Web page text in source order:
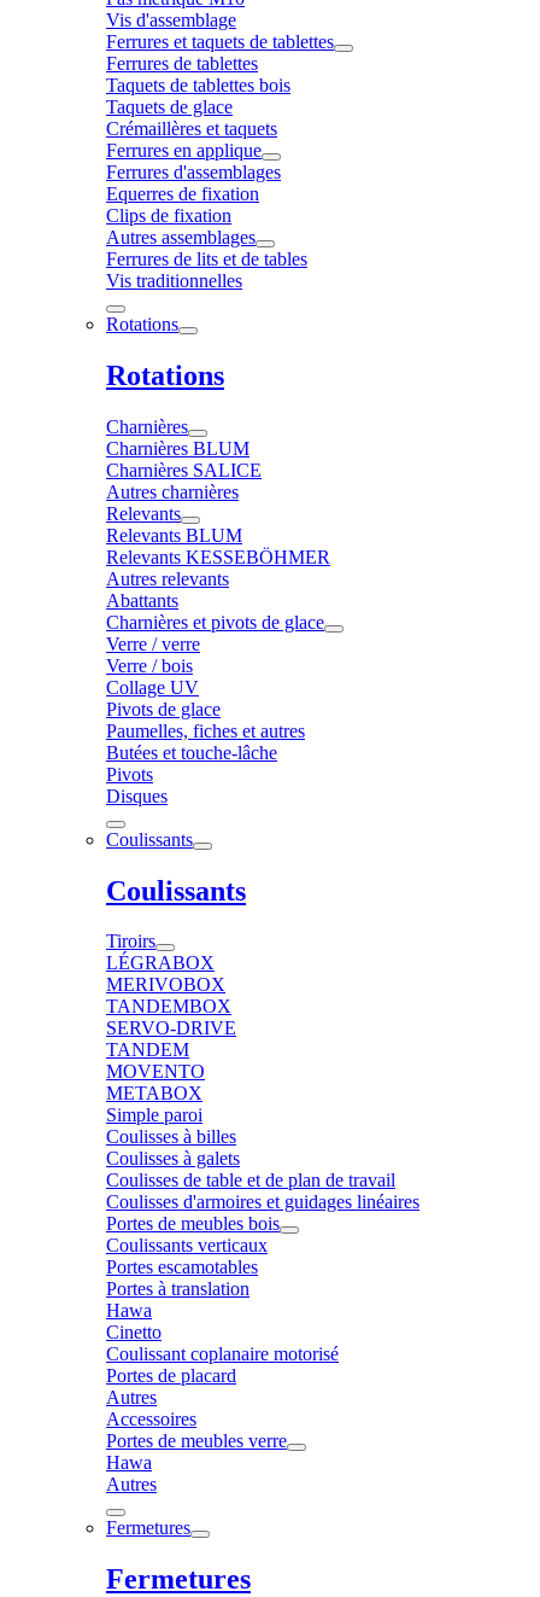
Vis d'assemblage
Ferrures et taquets de tablettes
Ferrures de tablettes
Taquets de tablettes bois
Taquets de glace
Crémaillères et taquets
Ferrures en applique
Ferrures d'assemblages
Equerres de fixation
Clips de fixation
Autres assemblages
Ferrures de lits et de tables
Vis traditionnelles
Rotations
Rotations
Charnières
Charnières BLUM
Charnières SALICE
Autres charnières
Relevants
Relevants BLUM
Relevants KESSEBÖHMER
Autres relevants
Abattants
Charnières et pivots de glace
Verre / verre
Verre / bois
Collage UV
Pivots de glace
Paumelles, fiches et autres
Butées et touche-lâche
Pivots
Disques
Coulissants
Coulissants
Tiroirs
LÉGRABOX
MERIVOBOX
TANDEMBOX
SERVO-DRIVE
TANDEM
MOVENTO
METABOX
Simple paroi
Coulisses à billes
Coulisses à galets
Coulisses de table et de plan de travail
Coulisses d'armoires et guidages linéaires
Portes de meubles bois
Coulissants verticaux
Portes escamotables
Portes à translation
Hawa
Cinetto
Coulissant coplanaire motorisé
Portes de placard
Autres
Accessoires
Portes de meubles verre
Hawa
Autres
Fermetures
Fermetures